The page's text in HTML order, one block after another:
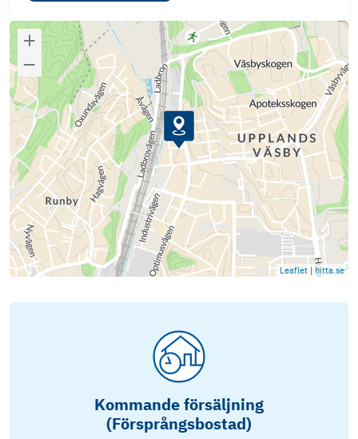
Leaflet | hitta.se
Kommande försäljning
(Försprångsbostad)